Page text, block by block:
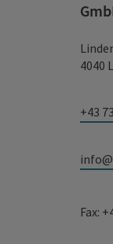
4040
+43
Fax: